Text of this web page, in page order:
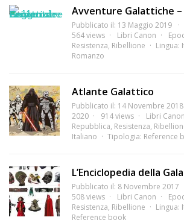
Avventure Galattiche –
Pubblicato il: 13 Maggio 2019
564 views
Libri Canon
Resistenza, Ribellione Lingua:
Romanzo
Atlante Galattico
Pubblicato il: 14 Novembre 2018
2020
914 views Libri Canon
Repubblica, Resistenza,
Italiano
Tipologia: Reference
L’Enciclopedia della
Pubblicato il: 8 Novembre 2017
508 views
Libri Canon
Resistenza, Ribellione Lingua:
Reference book